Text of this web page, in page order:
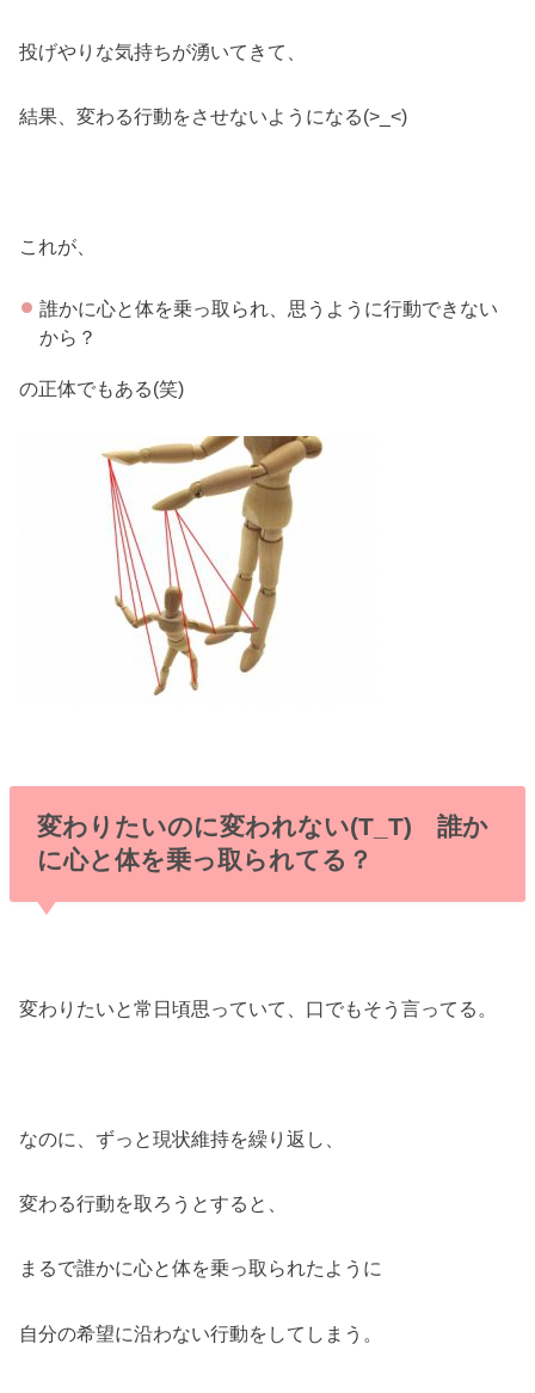
投げやりな気持ちが湧いてきて、
結果、変わる行動をさせないようになる(>_<)
これが、
誰かに心と体を乗っ取られ、思うように行動できない
から？
の正体でもある(笑)
変わりたいのに変われない(T_T) 誰か
に心と体を乗っ取られてる？
変わりたいと常日頃思っていて、口でもそう言ってる。
なのに、ずっと現状維持を繰り返し、
変わる行動を取ろうとすると、
まるで誰かに心と体を乗っ取られたように
自分の希望に沿わない行動をしてしまう。